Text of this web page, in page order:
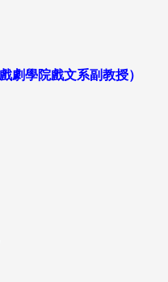
劇學院戲文系副教授）